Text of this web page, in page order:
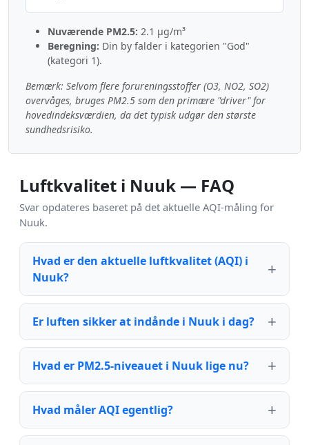
Nuværende PM2.5: 2.1 µg/m³
Beregning: Din by falder i kategorien "God"
(kategori 1).
Bemærk: Selvom flere forureningsstoffer (O3, NO2, SO2)
overvåges, bruges PM2.5 som den primære "driver" for
hovedindeksværdien, da det typisk udgør den største
sundhedsrisiko.
Luftkvalitet i Nuuk — FAQ
Svar opdateres baseret på det aktuelle AQI-måling for
Nuuk.
Hvad er den aktuelle luftkvalitet (AQI) i
Nuuk?
Er luften sikker at indånde i Nuuk i dag?
Hvad er PM2.5-niveauet i Nuuk lige nu?
Hvad måler AQI egentlig?